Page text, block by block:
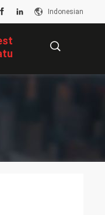
Indonesian